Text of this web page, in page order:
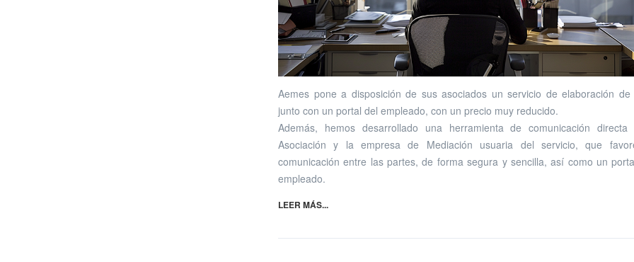
Aemes pone a disposición de sus asociados un servicio de elaboración de
junto con un portal del empleado, con un precio muy reducido.
Además, hemos desarrollado una herramienta de comunicación
Asociación y la empresa de Mediación usuaria del servicio, que
comunicación entre las partes, de forma segura y sencilla, así como un
empleado.
LEER MÁS...